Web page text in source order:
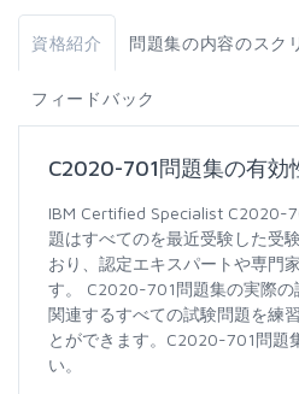
資格紹介 問題集の内容のスク
フィードバック
C2020-701問題集の有効
IBM Certified Specialist C2020-
題はすべてのを最近受験した受
おり、認定エキスパートや専門
す。 C2020-701問題集の実際の
関連するすべての試験問題を練
とができます。C2020-701問題
い。